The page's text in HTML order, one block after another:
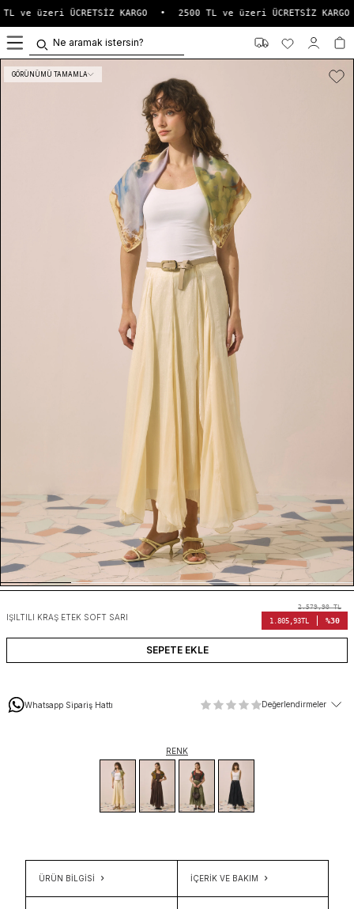
ve üzeri ÜCRETSİZ KARGO 2500 TL ve üzeri ÜCRETSİZ KARGO
GÖRÜNÜMÜ TAMAMLA
IŞILTILI KRAŞ ETEK SOFT SARI
2.579,90TL
1.805,93TL %30
SEPETE EKLE
Whatsapp Sipariş Hattı Değerlendirmeler
RENK
ÜRÜN BİLGİSİ İÇERIK VE BAKIM